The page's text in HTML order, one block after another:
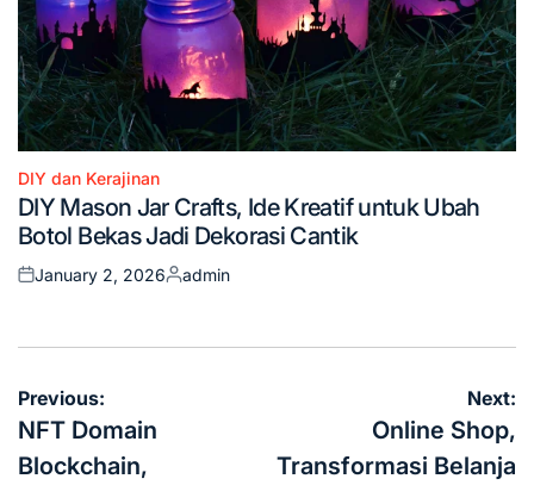
Posted
in
DIY dan Kerajinan
DIY Mason Jar Crafts, Ide Kreatif untuk Ubah
Botol Bekas Jadi Dekorasi Cantik
Posted
January 2, 2026
Posted
admin
Post
navigation
Previous:
NFT Domain
Blockchain,
Next:
Online Shop,
Transformasi Belanja